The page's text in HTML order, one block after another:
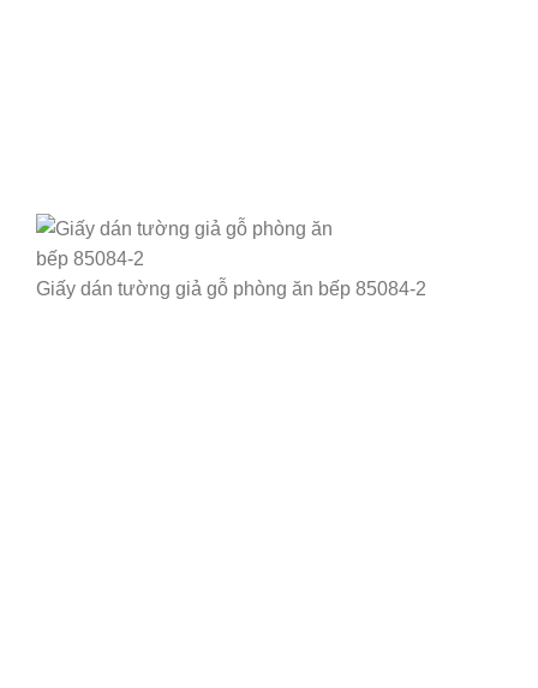
Giấy dán tường giả gỗ phòng ăn bếp 85084-2